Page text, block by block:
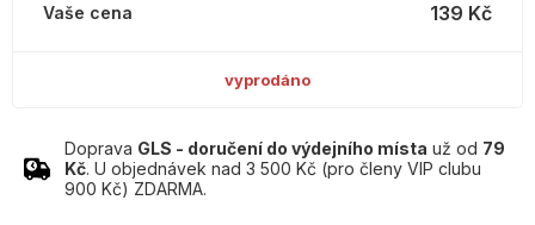
139 Kč
Vaše cena
vyprodáno
Doprava GLS - doručení do výdejního místa už od 79
Kč. U objednávek nad 3 500 Kč (pro členy VIP clubu
900 Kč) ZDARMA.